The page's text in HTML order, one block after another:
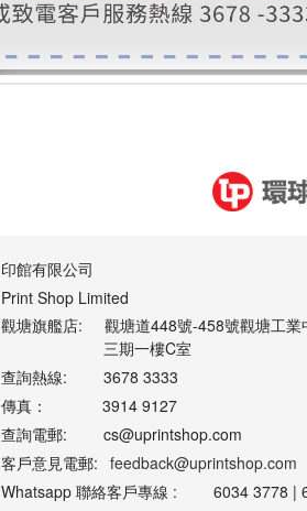
印館有限公司
Print Shop Limited
觀塘旗艦店:
觀塘道448號-458號觀塘工業
三期一樓C室
查詢熱線:
3678 3333
傳真：
3914 9127
查詢電郵:
cs@uprintshop.com
客戶意見電郵: feedback@uprintshop.com
Whatsapp 聯絡客戶專線 :
6034 3778 |